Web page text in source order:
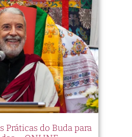
Práticas do Buda para